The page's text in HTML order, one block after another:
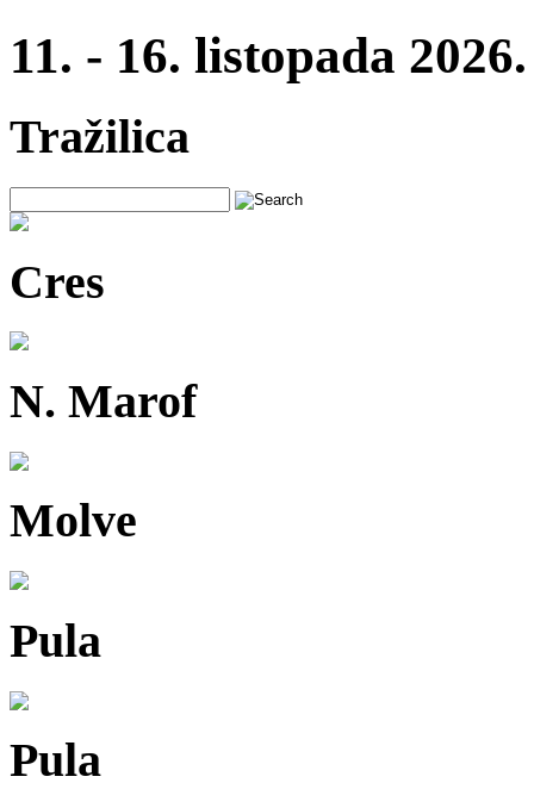
11. - 16. listopada 2026.
Tražilica
Cres
N. Marof
Molve
Pula
Pula